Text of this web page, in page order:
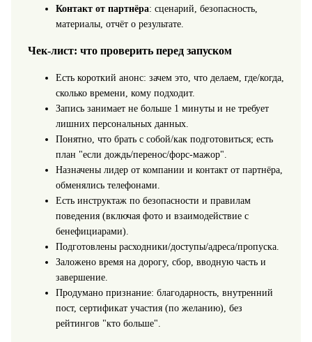
Контакт от партнёра: сценарий, безопасность,
материалы, отчёт о результате.
Чек-лист: что проверить перед запуском
Есть короткий анонс: зачем это, что делаем, где/когда,
сколько времени, кому подходит.
Запись занимает не больше 1 минуты и не требует
лишних персональных данных.
Понятно, что брать с собой/как подготовиться; есть
план "если дождь/перенос/форс-мажор".
Назначены лидер от компании и контакт от партнёра,
обменялись телефонами.
Есть инструктаж по безопасности и правилам
поведения (включая фото и взаимодействие с
бенефициарами).
Подготовлены расходники/доступы/адреса/пропуска.
Заложено время на дорогу, сбор, вводную часть и
завершение.
Продумано признание: благодарность, внутренний
пост, сертификат участия (по желанию), без
рейтингов "кто больше".